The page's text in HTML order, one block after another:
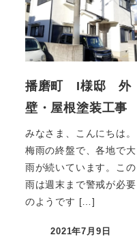
播磨町 I様邸 外
壁・屋根塗装工事
みなさま、こんにちは。
梅雨の終盤で、各地で大
雨が続いています。この
雨は週末まで警戒が必要
のようです […]
2021年7月9日